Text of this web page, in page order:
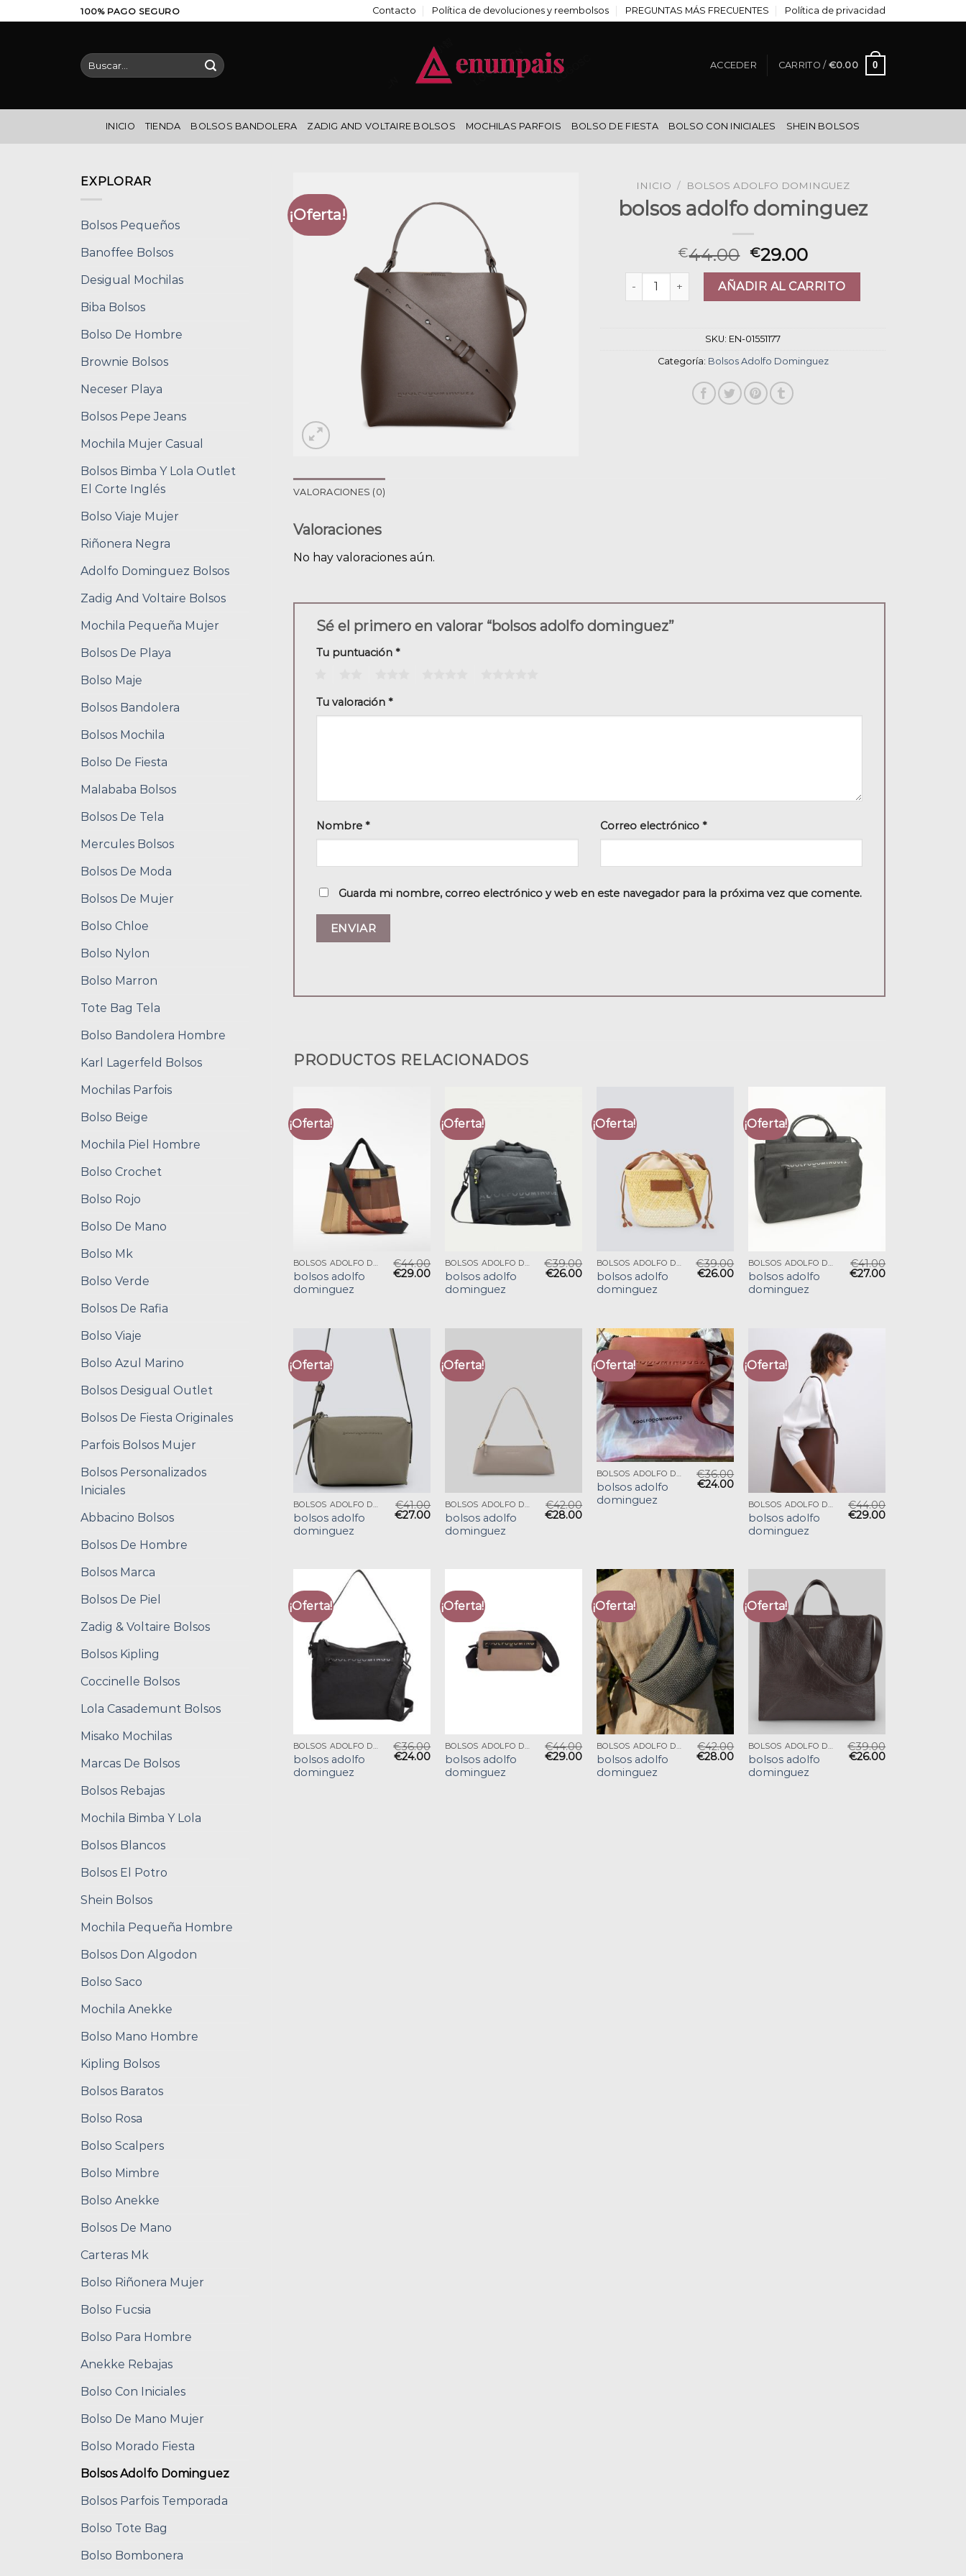
al
100% PAGO SEGURO Contacto Política de devoluciones y reembolsos PREGUNTAS MÁS FRECUENTES Política de privacidad
Buscar
por:
ACCEDER CARRITO / €0.00 0
INICIO TIENDA BOLSOS BANDOLERA ZADIG AND VOLTAIRE BOLSOS MOCHILAS PARFOIS BOLSO DE FIESTA BOLSO CON INICIALES SHEIN BOLSOS
EXPLORAR
Bolsos Pequeños
Banoffee Bolsos
Desigual Mochilas
Biba Bolsos
Bolso De Hombre
Brownie Bolsos
Neceser Playa
Bolsos Pepe Jeans
Mochila Mujer Casual
Bolsos Bimba Y Lola Outlet
El Corte Inglés
Bolso Viaje Mujer
Riñonera Negra
Adolfo Dominguez Bolsos
Zadig And Voltaire Bolsos
Mochila Pequeña Mujer
Bolsos De Playa
Bolso Maje
Bolsos Bandolera
Bolsos Mochila
Bolso De Fiesta
Malababa Bolsos
Bolsos De Tela
Mercules Bolsos
Bolsos De Moda
Bolsos De Mujer
Bolso Chloe
Bolso Nylon
Bolso Marron
Tote Bag Tela
Bolso Bandolera Hombre
Karl Lagerfeld Bolsos
Mochilas Parfois
Bolso Beige
Mochila Piel Hombre
Bolso Crochet
Bolso Rojo
Bolso De Mano
Bolso Mk
Bolso Verde
Bolsos De Rafia
Bolso Viaje
Bolso Azul Marino
Bolsos Desigual Outlet
Bolsos De Fiesta Originales
Parfois Bolsos Mujer
Bolsos Personalizados
Iniciales
Abbacino Bolsos
Bolsos De Hombre
Bolsos Marca
Bolsos De Piel
Zadig & Voltaire Bolsos
Bolsos Kipling
Coccinelle Bolsos
Lola Casademunt Bolsos
Misako Mochilas
Marcas De Bolsos
Bolsos Rebajas
Mochila Bimba Y Lola
Bolsos Blancos
Bolsos El Potro
Shein Bolsos
Mochila Pequeña Hombre
Bolsos Don Algodon
Bolso Saco
Mochila Anekke
Bolso Mano Hombre
Kipling Bolsos
Bolsos Baratos
Bolso Rosa
Bolso Scalpers
Bolso Mimbre
Bolso Anekke
Bolsos De Mano
Carteras Mk
Bolso Riñonera Mujer
Bolso Fucsia
Bolso Para Hombre
Anekke Rebajas
Bolso Con Iniciales
Bolso De Mano Mujer
Bolso Morado Fiesta
Bolsos Adolfo Dominguez
Bolsos Parfois Temporada
Bolso Tote Bag
Bolso Bombonera
¡Oferta!
INICIO / BOLSOS ADOLFO DOMINGUEZ
bolsos adolfo dominguez
€44.00 €29.00
bolsos adolfo dominguez cantidad
AÑADIR AL CARRITO
SKU: EN-01551177
Categoría: Bolsos Adolfo Dominguez
VALORACIONES (0)
Valoraciones
No hay valoraciones aún.
Sé el primero en valorar “bolsos adolfo dominguez”
Tu puntuación *
Tu valoración *
Nombre * Correo electrónico *
Guarda mi nombre, correo electrónico y web en este navegador para la próxima vez que comente.
PRODUCTOS RELACIONADOS
¡Oferta!
BOLSOS ADOLFO DOMINGUEZ
bolsos adolfo
dominguez
€44.00
€29.00
¡Oferta!
BOLSOS ADOLFO DOMINGUEZ
bolsos adolfo
dominguez
€39.00
€26.00
¡Oferta!
BOLSOS ADOLFO DOMINGUEZ
bolsos adolfo
dominguez
€39.00
€26.00
¡Oferta!
BOLSOS ADOLFO DOMINGUEZ
bolsos adolfo
dominguez
€41.00
€27.00
¡Oferta!
BOLSOS ADOLFO DOMINGUEZ
bolsos adolfo
dominguez
€41.00
€27.00
¡Oferta!
BOLSOS ADOLFO DOMINGUEZ
bolsos adolfo
dominguez
€42.00
€28.00
¡Oferta!
BOLSOS ADOLFO DOMINGUEZ
bolsos adolfo
dominguez
€36.00
€24.00
¡Oferta!
BOLSOS ADOLFO DOMINGUEZ
bolsos adolfo
dominguez
€44.00
€29.00
¡Oferta!
BOLSOS ADOLFO DOMINGUEZ
bolsos adolfo
dominguez
€36.00
€24.00
¡Oferta!
BOLSOS ADOLFO DOMINGUEZ
bolsos adolfo
dominguez
€44.00
€29.00
¡Oferta!
BOLSOS ADOLFO DOMINGUEZ
bolsos adolfo
dominguez
€42.00
€28.00
¡Oferta!
BOLSOS ADOLFO DOMINGUEZ
bolsos adolfo
dominguez
€39.00
€26.00